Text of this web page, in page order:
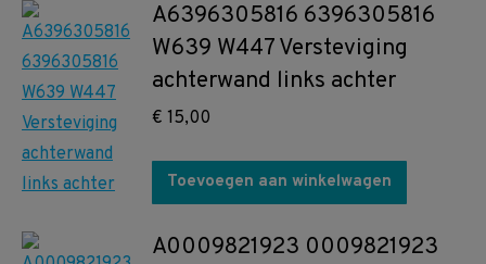
A6396305816 6396305816
W639 W447 Versteviging
achterwand links achter
€ 15,00
Toevoegen aan winkelwagen
A0009821923 0009821923